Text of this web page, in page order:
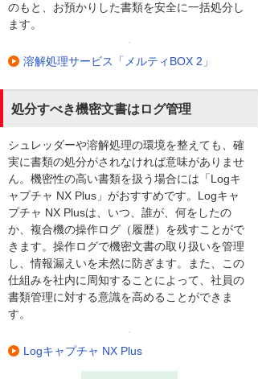
のもと、お預かりした書類を安全に一括処分し
ます。
溶解処理サービス「メルティBOX 2」
処分すべき機密文書はログ管理
シュレッダーや溶解処理の環境を整えても、確
実に書類の処分がされなければ意味がありませ
ん。機密性の高い書類を扱う場合には「Logキ
ャプチャ NX Plus」がおすすめです。Logキャ
プチャ NX Plusは、いつ、誰が、何をしたの
か、複合機の操作ログ（履歴）を残すことがで
きます。操作ログで機密文書の取り扱いを管理
し、情報漏えいを未然に防ぎます。また、この
仕組みを社内に周知することによって、社員の
書類管理に対する意識を高めることができま
す。
Logキャプチャ NX Plus